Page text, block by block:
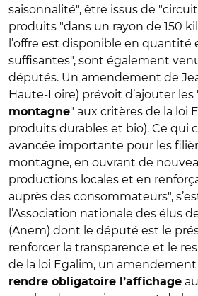
saisonnalité", être issus de
produits "dans un rayon de 150
l’offre est disponible en quantité
suffisantes", sont également
députés. Un amendement de
Haute-Loire) prévoit d’ajouter les
montagne" aux critères de la loi
produits durables et bio). Ce qui
avancée importante pour les
montagne, en ouvrant de
productions locales et en
auprès des consommateurs",
l’Association nationale des élus
(Anem) dont le député est le
renforcer la transparence et le
de la loi Egalim, un
rendre obligatoire l’affichage